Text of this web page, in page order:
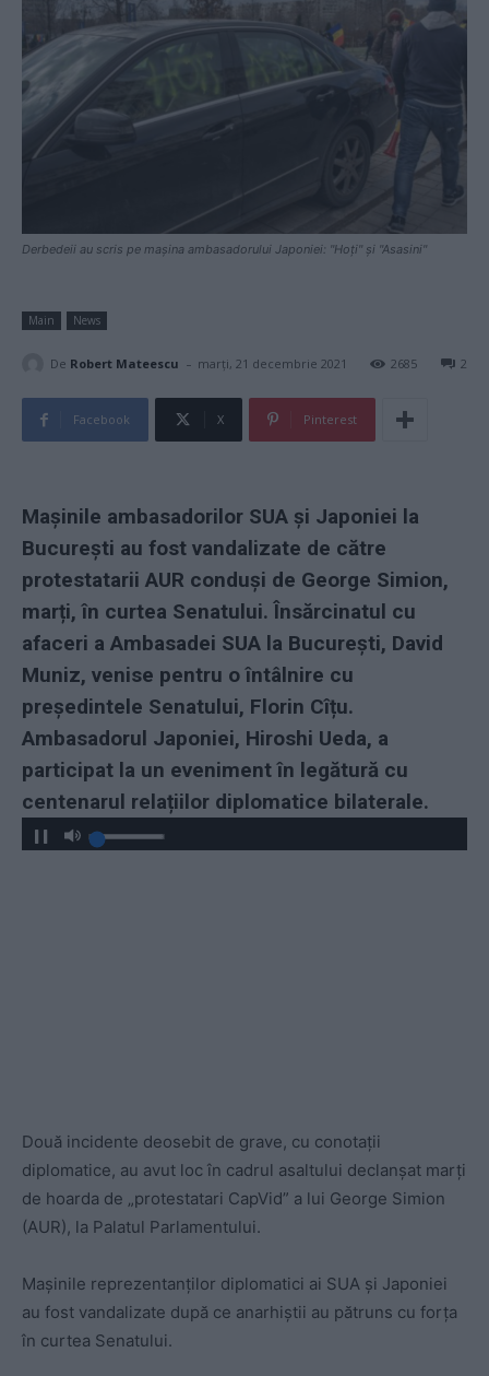
Derbedeii au scris pe mașina ambasadorului Japoniei: "Hoți" și "Asasini"
Main News
De Robert Mateescu - marți, 21 decembrie 2021 2
2685
Facebook X Pinterest
Mașinile ambasadorilor SUA și Japoniei la
București au fost vandalizate de către
protestatarii AUR conduși de George Simion,
marți, în curtea Senatului. Însărcinatul cu
afaceri a Ambasadei SUA la București, David
Muniz, venise pentru o întâlnire cu
președintele Senatului, Florin Cîțu.
Ambasadorul Japoniei, Hiroshi Ueda, a
participat la un eveniment în legătură cu
centenarul relațiilor diplomatice bilaterale.
Două incidente deosebit de grave, cu conotații
diplomatice, au avut loc în cadrul asaltului declanșat marți
de hoarda de „protestatari CapVid” a lui George Simion
(AUR), la Palatul Parlamentului.
Mașinile reprezentanților diplomatici ai SUA și Japoniei
au fost vandalizate după ce anarhiștii au pătruns cu forța
în curtea Senatului.